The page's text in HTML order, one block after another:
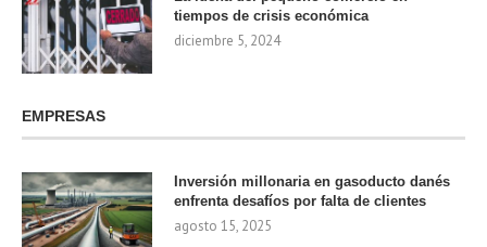
tiempos de crisis económica
diciembre 5, 2024
EMPRESAS
Inversión millonaria en gasoducto danés
enfrenta desafíos por falta de clientes
agosto 15, 2025